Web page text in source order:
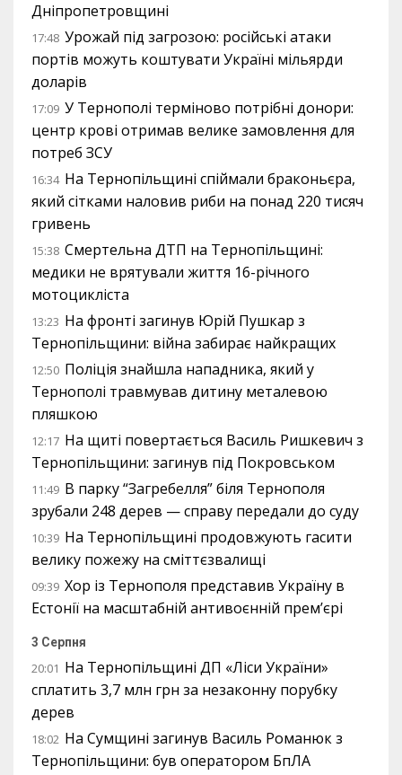
Дніпропетровщині
17:48 Урожай під загрозою: російські атаки
портів можуть коштувати Україні мільярди
доларів
17:09 У Тернополі терміново потрібні донори:
центр крові отримав велике замовлення для
потреб ЗСУ
16:34 На Тернопільщині спіймали браконьєра,
який сітками наловив риби на понад 220 тисяч
гривень
15:38 Смертельна ДТП на Тернопільщині:
медики не врятували життя 16-річного
мотоцикліста
13:23 На фронті загинув Юрій Пушкар з
Тернопільщини: війна забирає найкращих
12:50 Поліція знайшла нападника, який у
Тернополі травмував дитину металевою
пляшкою
12:17 На щиті повертається Василь Ришкевич з
Тернопільщини: загинув під Покровськом
11:49 В парку “Загребелля” біля Тернополя
зрубали 248 дерев — справу передали до суду
10:39 На Тернопільщині продовжують гасити
велику пожежу на сміттєзвалищі
09:39 Хор із Тернополя представив Україну в
Естонії на масштабній антивоєнній прем’єрі
3 Серпня
20:01 На Тернопільщині ДП «Ліси України»
сплатить 3,7 млн грн за незаконну порубку
дерев
18:02 На Сумщині загинув Василь Романюк з
Тернопільщини: був оператором БпЛА